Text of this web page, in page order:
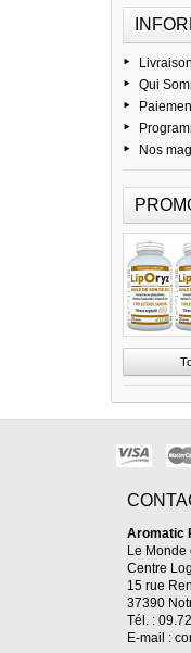
Livraison
Qui
Nos
Aromatic
Le Monde
Centre
15 rue
37390
Tél. :
E-mail :